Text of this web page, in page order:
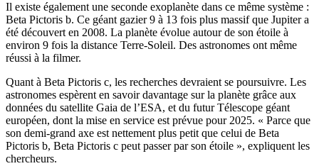
Il existe également une seconde exoplanète dans ce même système :
Beta Pictoris b. Ce géant gazier 9 à 13 fois plus massif que Jupiter a
été découvert en 2008. La planète évolue autour de son étoile à
environ 9 fois la distance Terre-Soleil. Des astronomes ont même
réussi à la filmer.
Quant à Beta Pictoris c, les recherches devraient se poursuivre. Les
astronomes espèrent en savoir davantage sur la planète grâce aux
données du satellite Gaia de l’ESA, et du futur Télescope géant
européen, dont la mise en service est prévue pour 2025. « Parce que
son demi-grand axe est nettement plus petit que celui de Beta
Pictoris b, Beta Pictoris c peut passer par son étoile », expliquent les
chercheurs.